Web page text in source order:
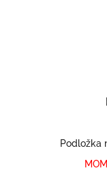
Podložka